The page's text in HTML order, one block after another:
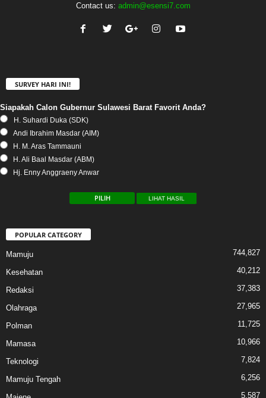
Contact us: admin@esensi7.com
SURVEY HARI INI!
Siapakah Calon Gubernur Sulawesi Barat Favorit Anda?
H. Suhardi Duka (SDK)
Andi Ibrahim Masdar (AIM)
H. M. Aras Tammauni
H. Ali Baal Masdar (ABM)
Hj. Enny Anggraeny Anwar
LIHAT HASIL
POPULAR CATEGORY
Mamuju 744,827
Kesehatan 40,212
Redaksi 37,383
Olahraga 27,965
Polman 11,725
Mamasa 10,966
Teknologi 7,824
Mamuju Tengah 6,256
5,587